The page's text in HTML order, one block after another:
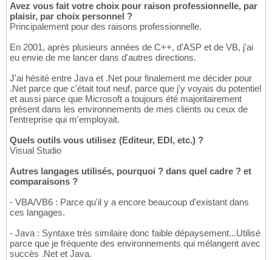
Avez vous fait votre choix pour raison professionnelle, par
plaisir, par choix personnel ?
Principalement pour des raisons professionnelle.
En 2001, après plusieurs années de C++, d'ASP et de VB, j'ai
eu envie de me lancer dans d'autres directions.
J'ai hésité entre Java et .Net pour finalement me décider pour
.Net parce que c'était tout neuf, parce que j'y voyais du potentiel
et aussi parce que Microsoft a toujours été majoritairement
présent dans les environnements de mes clients ou ceux de
l'entreprise qui m'employait.
Quels outils vous utilisez (Editeur, EDI, etc.) ?
Visual Studio
Autres langages utilisés, pourquoi ? dans quel cadre ? et
comparaisons ?
- VBA/VB6 : Parce qu'il y a encore beaucoup d'existant dans
ces langages.
- Java : Syntaxe très similaire donc faible dépaysement...Utilisé
parce que je fréquente des environnements qui mélangent avec
succès .Net et Java.